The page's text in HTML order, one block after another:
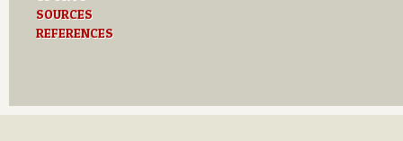
SOURCES
REFERENCES